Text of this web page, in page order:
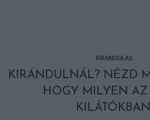
KIRÁNDULÁS
KIRÁNDULNÁL? NÉZD
HOGY MILYEN